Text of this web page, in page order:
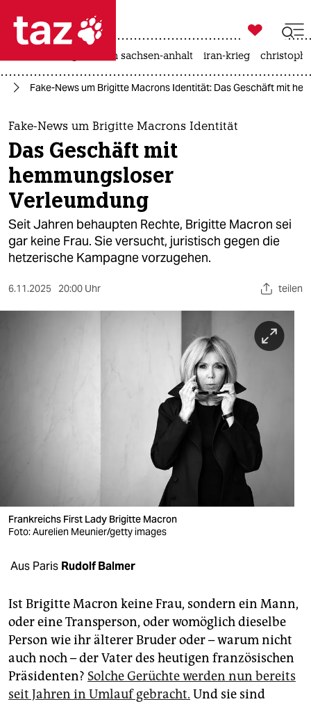
 taz zahl ich
taz zahl ich
themen
politik
öko
gesellschaft
kultur
sport
berlin
fragen & hilfe
abo
genossenschaft
epaper login

taz zahl ich
landtagswahl in sachsen-anhalt iran-krieg
Fake-News um Brigitte Macrons Identität: Das Geschäft mit
Fake-News um Brigitte Macrons Identität
Das Geschäft mit
hemmungsloser
Verleumdung
Seit Jahren behaupten Rechte, Brigitte Macron sei
gar keine Frau. Sie versucht, juristisch gegen die
hetzerische Kampagne vorzugehen.
6.11.2025 20:00 Uhr teilen
Frankreichs First Lady Brigitte Macron
Foto: Aurelien Meunier/getty images
Aus Paris Rudolf Balmer
Ist Brigitte Macron keine Frau, sondern ein Mann,
oder eine Transperson, oder womöglich dieselbe
Person wie ihr älterer Bruder oder – warum nicht
auch noch – der Vater des heutigen französischen
Präsidenten? Solche Gerüchte werden nun bereits
seit Jahren in Umlauf gebracht. Und sie sind